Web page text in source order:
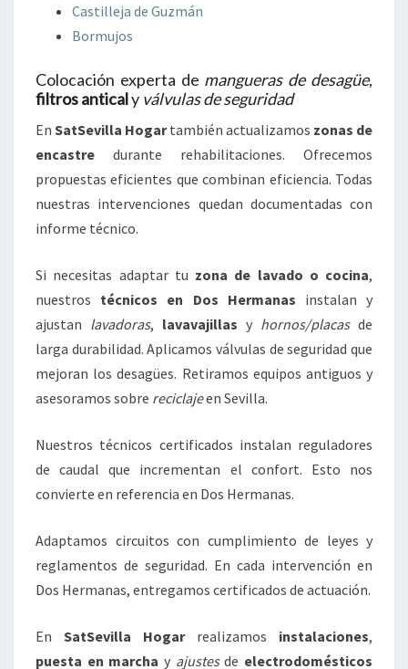
Castilleja de Guzmán
Bormujos
Colocación experta de mangueras de desagüe,
filtros anticaly válvulas de seguridad
En SatSevilla Hogartambién actualizamos zonas de
encastre durante rehabilitaciones. Ofrecemos
propuestas eficientes que combinan eficiencia. Todas
nuestras intervenciones quedan documentadas con
informe técnico.
Si necesitas adaptar tu zona de lavado o cocina,
nuestros técnicos en Dos Hermanas instalan y
ajustan lavadoras, lavavajillas y hornos/placasde
larga durabilidad. Aplicamos válvulas de seguridad que
mejoran los desagües. Retiramos equipos antiguos y
asesoramos sobre reciclajeen Sevilla.
Nuestros técnicos certificados instalan reguladores
de caudal que incrementan el confort. Esto nos
convierte en referencia en Dos Hermanas.
Adaptamos circuitos con cumplimiento de leyes y
reglamentos de seguridad. En cada intervención en
Dos Hermanas, entregamos certificados de actuación.
En SatSevilla Hogarrealizamos instalaciones,
puesta en marcha y ajustesde electrodomésticos